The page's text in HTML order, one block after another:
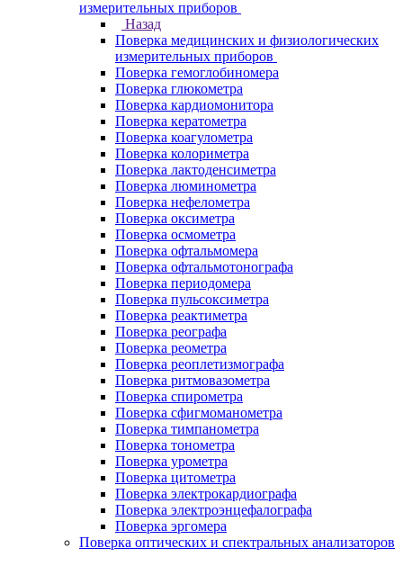
измерительных приборов
Назад
Поверка медицинских и физиологических
измерительных приборов
Поверка гемоглобиномера
Поверка глюкометра
Поверка кардиомонитора
Поверка кератометра
Поверка коагулометра
Поверка колориметра
Поверка лактоденсиметра
Поверка люминометра
Поверка нефелометра
Поверка оксиметра
Поверка осмометра
Поверка офтальмомера
Поверка офтальмотонографа
Поверка периодомера
Поверка пульсоксиметра
Поверка реактиметра
Поверка реографа
Поверка реометра
Поверка реоплетизмографа
Поверка ритмовазометра
Поверка спирометра
Поверка сфигмоманометра
Поверка тимпанометра
Поверка тонометра
Поверка урометра
Поверка цитометра
Поверка электрокардиографа
Поверка электроэнцефалографа
Поверка эргомера
Поверка оптических и спектральных анализаторов